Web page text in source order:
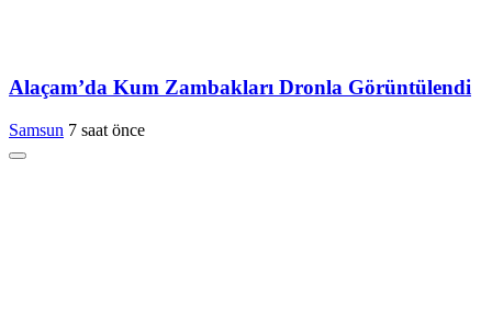
Alaçam’da Kum Zambakları Dronla Görüntülendi
Samsun 7 saat önce